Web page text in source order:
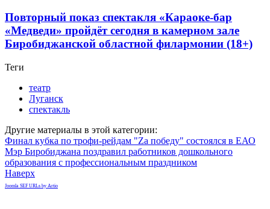
Повторный показ спектакля «Караоке-бар
«Медведи» пройдёт сегодня в камерном зале
Биробиджанской областной филармонии (18+)
Теги
театр
Луганск
спектакль
Другие материалы в этой категории:
Финал кубка по трофи-рейдам "Za победу" состоялся в ЕАО
Мэр Биробиджана поздравил работников дошкольного
образования с профессиональным праздником
Наверх
Joomla SEF URLs by Artio